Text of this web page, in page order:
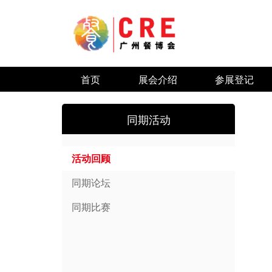
首页 展会介绍 参展登记
同期活动
活动回顾
同期论坛
同期比赛